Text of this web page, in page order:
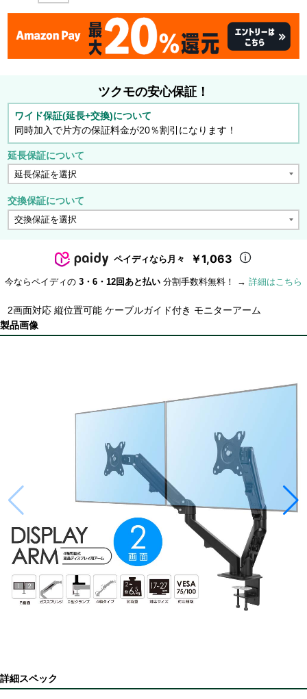
ツクモの安心保証！
ワイド保証(延長+交換)について
同時加入で片方の保証料金が20％割引になります！
延長保証について
交換保証について
ペイディなら月々 ￥1,063
今ならペイディの 3・6・12回あと払い 分割手数料無料！ → 詳細はこちら
2画面対応 縦位置可能 ケーブルガイド付き モニターアーム
製品画像
詳細スペック